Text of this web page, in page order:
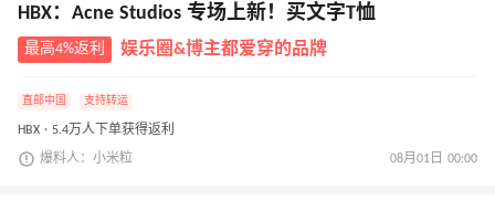
HBX：Acne Studios 专场上新！买文字T恤
最高4%返利 娱乐圈&博主都爱穿的品牌
直邮中国 支持转运
HBX · 5.4万人下单获得返利
爆料人：小米粒 08月01日 00:00